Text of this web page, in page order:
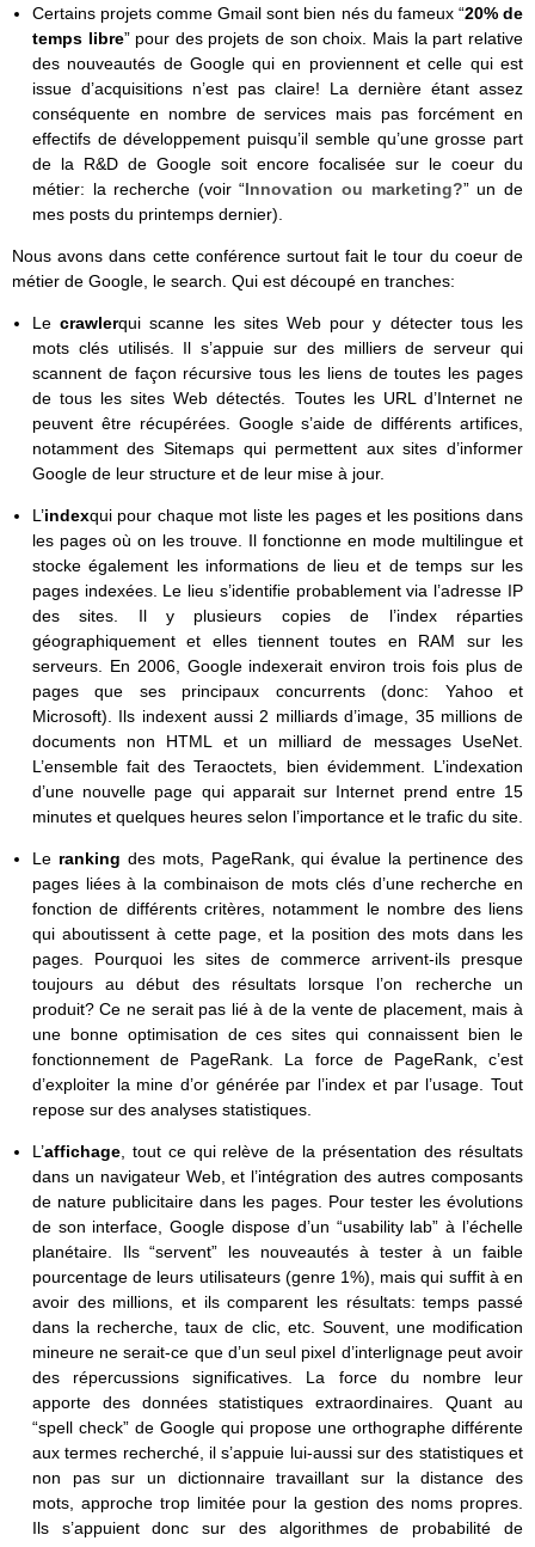
Certains projets comme Gmail sont bien nés du fameux “20% de
temps libre” pour des projets de son choix. Mais la part relative
des nouveautés de Google qui en proviennent et celle qui est
issue d’acquisitions n’est pas claire! La dernière étant assez
conséquente en nombre de services mais pas forcément en
effectifs de développement puisqu’il semble qu’une grosse part
de la R&D de Google soit encore focalisée sur le coeur du
métier: la recherche (voir “Innovation ou marketing?” un de
mes posts du printemps dernier).
Nous avons dans cette conférence surtout fait le tour du coeur de
métier de Google, le search. Qui est découpé en tranches:
Lecrawlerqui scanne les sites Web pour y détecter tous les
mots clés utilisés. Il s’appuie sur des milliers de serveur qui
scannent de façon récursive tous les liens de toutes les pages
de tous les sites Web détectés. Toutes les URL d’Internet ne
peuvent être récupérées. Google s’aide de différents artifices,
notamment des Sitemaps qui permettent aux sites d’informer
Google de leur structure et de leur mise à jour.
L’indexqui pour chaque mot liste les pages et les positions dans
les pages où on les trouve. Il fonctionne en mode multilingue et
stocke également les informations de lieu et de temps sur les
pages indexées. Le lieu s’identifie probablement via l’adresse IP
des sites. Il y plusieurs copies de l’index réparties
géographiquement et elles tiennent toutes en RAM sur les
serveurs. En 2006, Google indexerait environ trois fois plus de
pages que ses principaux concurrents (donc: Yahoo et
Microsoft). Ils indexent aussi 2 milliards d’image, 35 millions de
documents non HTML et un milliard de messages UseNet.
L’ensemble fait des Teraoctets, bien évidemment. L’indexation
d’une nouvelle page qui apparait sur Internet prend entre 15
minutes et quelques heures selon l’importance et le trafic du site.
Le ranking des mots, PageRank, qui évalue la pertinence des
pages liées à la combinaison de mots clés d’une recherche en
fonction de différents critères, notamment le nombre des liens
qui aboutissent à cette page, et la position des mots dans les
pages. Pourquoi les sites de commerce arrivent-ils presque
toujours au début des résultats lorsque l’on recherche un
produit? Ce ne serait pas lié à de la vente de placement, mais à
une bonne optimisation de ces sites qui connaissent bien le
fonctionnement de PageRank. La force de PageRank, c’est
d’exploiter la mine d’or générée par l’index et par l’usage. Tout
repose sur des analyses statistiques.
L’affichage, tout ce qui relève de la présentation des résultats
dans un navigateur Web, et l’intégration des autres composants
de nature publicitaire dans les pages. Pour tester les évolutions
de son interface, Google dispose d’un “usability lab” à l’échelle
planétaire. Ils “servent” les nouveautés à tester à un faible
pourcentage de leurs utilisateurs (genre 1%), mais qui suffit à en
avoir des millions, et ils comparent les résultats: temps passé
dans la recherche, taux de clic, etc. Souvent, une modification
mineure ne serait-ce que d’un seul pixel d’interlignage peut avoir
des répercussions significatives. La force du nombre leur
apporte des données statistiques extraordinaires. Quant au
“spell check” de Google qui propose une orthographe différente
aux termes recherché, il s’appuie lui-aussi sur des statistiques et
non pas sur un dictionnaire travaillant sur la distance des
mots, approche trop limitée pour la gestion des noms propres.
Ils s’appuient donc sur des algorithmes de probabilité de